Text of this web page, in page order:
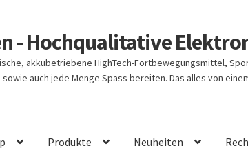
- Hochqualitative
akkubetriebene HighTech-Fortbewegungsmittel,
auch jede Menge Spass bereiten. Das alles von
Produkte Neuheiten